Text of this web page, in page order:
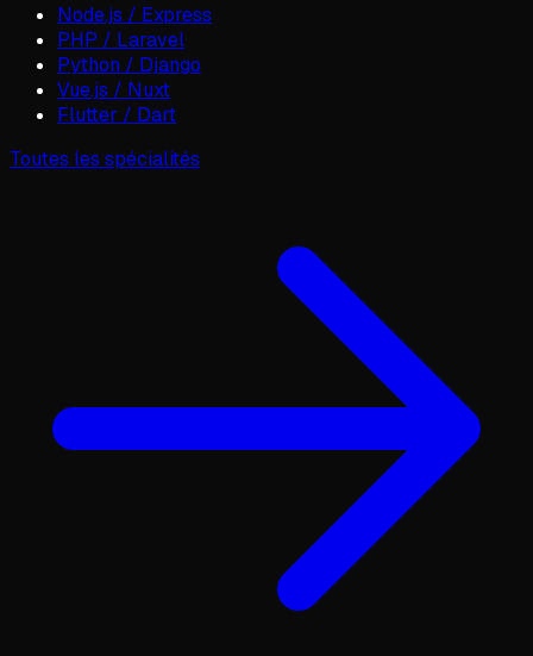
Node.js / Express
PHP / Laravel
Python / Django
Vue.js / Nuxt
Flutter / Dart
Toutes les spécialités